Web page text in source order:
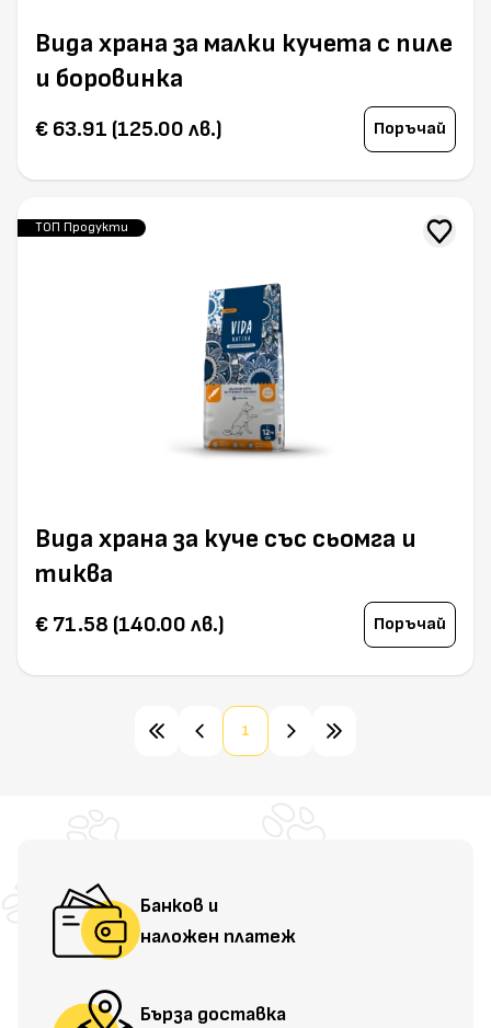
Вида храна за малки кучета с пиле
и боровинка
€ 63.91 (125.00 лв.) Поръчай
Вида храна за куче със сьомга и
тиква
ТОП Продукти
€ 71.58 (140.00 лв.) Поръчай
1
Банков и
наложен платеж
Бърза доставка